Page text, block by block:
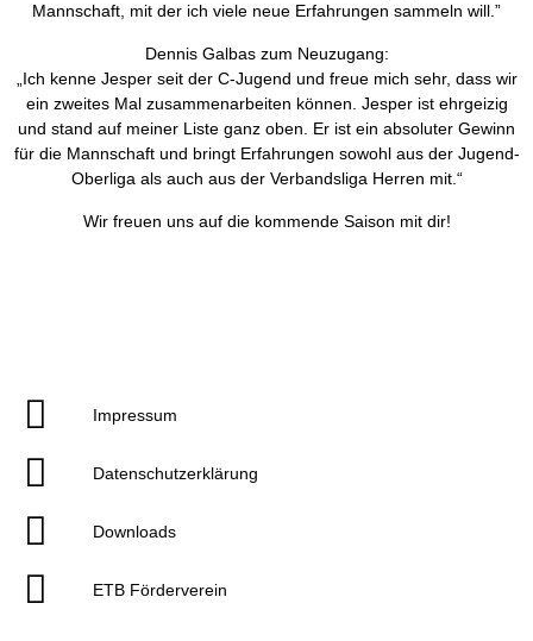
Mannschaft, mit der ich viele neue Erfahrungen sammeln will.”
Dennis Galbas zum Neuzugang:
„Ich kenne Jesper seit der C-Jugend und freue mich sehr, dass wir
ein zweites Mal zusammenarbeiten können. Jesper ist ehrgeizig
und stand auf meiner Liste ganz oben. Er ist ein absoluter Gewinn
für die Mannschaft und bringt Erfahrungen sowohl aus der Jugend-
Oberliga als auch aus der Verbandsliga Herren mit.“
Wir freuen uns auf die kommende Saison mit dir!
Impressum
Datenschutzerklärung
Downloads
ETB Förderverein